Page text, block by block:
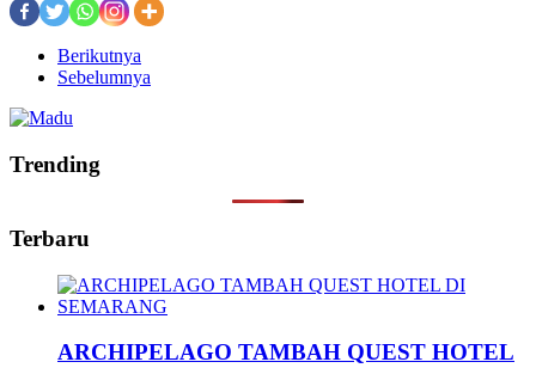
Berikutnya
Sebelumnya
Trending
Terbaru
ARCHIPELAGO TAMBAH QUEST HOTEL